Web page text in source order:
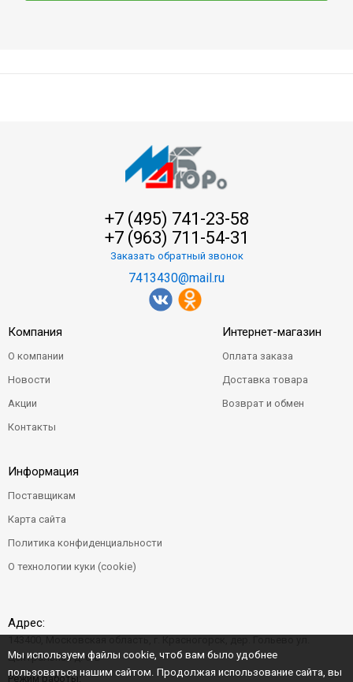
+7 (495) 741-23-58
+7 (963) 711-54-31
Заказать обратный звонок
7413430@mail.ru
Компания
О компании
Новости
Акции
Контакты
Интернет-магазин
Оплата заказа
Доставка товара
Возврат и обмен
Информация
Поставщикам
Карта сайта
Политика конфиденциальности
О технологии куки (cookie)
Адрес:
Центральная д. 6"Б"
Режим работы:
Мы используем файлы cookie, чтоб вам было удобнее
пользоваться нашим сайтом. Продолжая использование сайта, вы